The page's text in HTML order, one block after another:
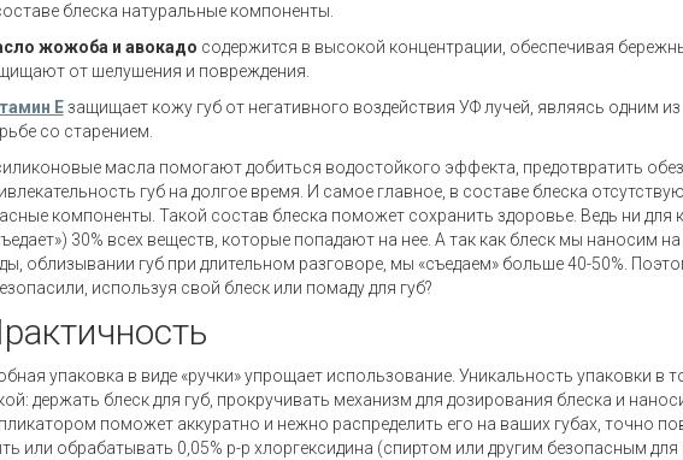
блеска натуральные компоненты.
жожоба и авокадо содержится в высокой концентрации, обеспечивая
от шелушения и повреждения.
Езащищает кожу губ от негативного воздействия УФ лучей, являясь одним
со старением.
масла помогают добиться водостойкого эффекта, предотвратить
губ на долгое время. И самое главное, в составе блеска
компоненты. Такой состав блеска поможет сохранить здоровье. Ведь ни для
30% всех веществ, которые попадают на нее. А так как блеск мы наносим
облизывании губ при длительном разговоре, мы «съедаем» больше 40-50%.
используя свой блеск или помаду для губ?
упаковка в виде «ручки» упрощает использование. Уникальность упаковки в
держать блеск для губ, прокручивать механизм для дозирования блеска и
поможет аккуратно и нежно распределить его на ваших губах, точно
или обрабатывать 0,05% р-р хлоргексидина (спиртом или другим безопасным